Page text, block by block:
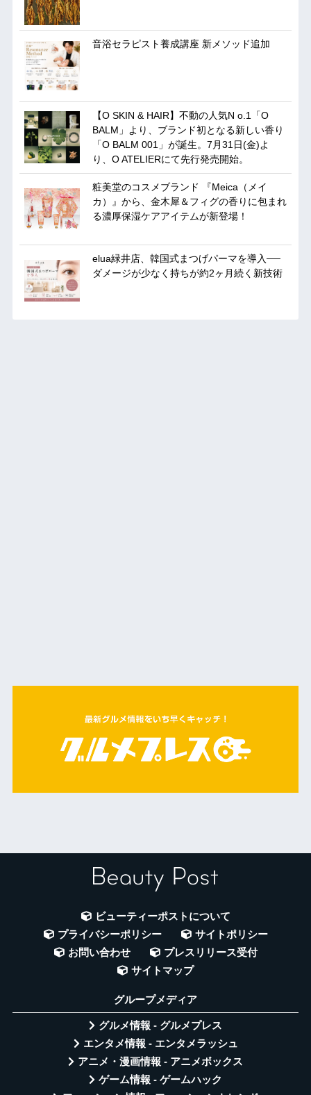
音浴セラピスト養成講座 新メソッド追加
【O SKIN & HAIR】不動の人気N o.1「O
BALM」より、ブランド初となる新しい香り
「O BALM 001」が誕生。7月31日(金)よ
り、O ATELIERにて先行発売開始。
粧美堂のコスメブランド 『Meica（メイ
カ）』から、金木犀＆フィグの香りに包まれ
る濃厚保湿ケアアイテムが新登場！
elua緑井店、韓国式まつげパーマを導入──
ダメージが少なく持ちが約2ヶ月続く新技術
ビューティーポストについて
プライバシーポリシー
サイトポリシー
お問い合わせ
プレスリリース受付
サイトマップ
グループメディア
グルメ情報 - グルメプレス
エンタメ情報 - エンタメラッシュ
アニメ・漫画情報 - アニメボックス
ゲーム情報 - ゲームハック